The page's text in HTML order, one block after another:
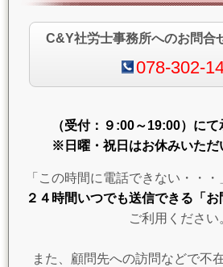
C&Y社労士事務所へのお
078-302-
（受付：９:00～19:00）にて
※日曜・祝日はお休みいただ
「この時間に電話できない・・・
２４時間いつでも送信できる「お
ご利用ください
また、顧問先への訪問などで不